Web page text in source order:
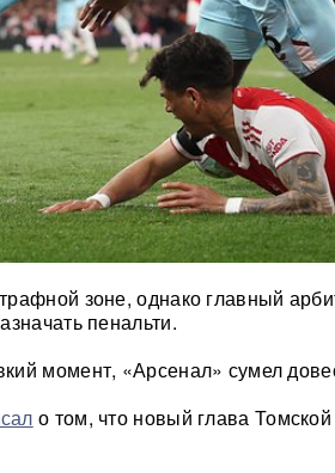
зоне, однако главный
пенальти.
момент, «Арсенал» сумел
о том, что новый глава